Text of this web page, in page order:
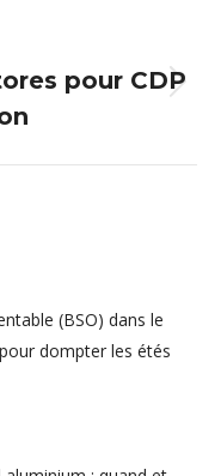
pour CDP
(BSO) dans le
dompter les étés